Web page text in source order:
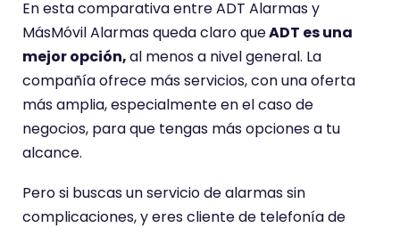
En esta comparativa entre ADT Alarmas y
MásMóvil Alarmas queda claro queADT es una
mejor opción,al menos a nivel general. La
compañía ofrece más servicios, con una oferta
más amplia, especialmente en el caso de
negocios, para que tengas más opciones a tu
alcance.
Pero si buscas un servicio de alarmas sin
complicaciones, y eres cliente de telefonía de